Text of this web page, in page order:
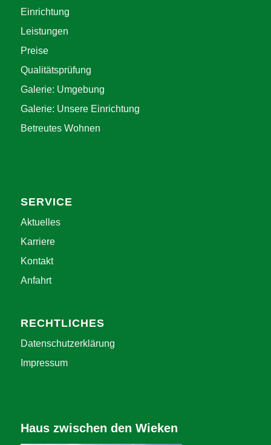
Einrichtung
Leistungen
Preise
Qualitätsprüfung
Galerie: Umgebung
Galerie: Unsere Einrichtung
Betreutes Wohnen
SERVICE
Aktuelles
Karriere
Kontakt
Anfahrt
RECHTLICHES
Datenschutzerklärung
Impressum
Haus zwischen den Wieken